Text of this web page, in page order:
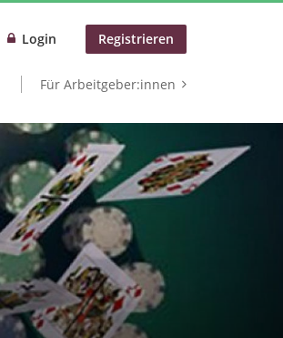
Login Registrieren
Für Arbeitgeber:innen